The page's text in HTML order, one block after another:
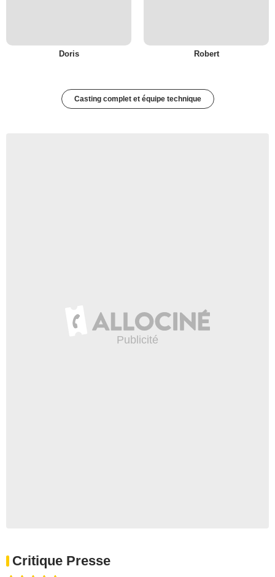
Doris Robert
Casting complet et équipe technique
Critique Presse